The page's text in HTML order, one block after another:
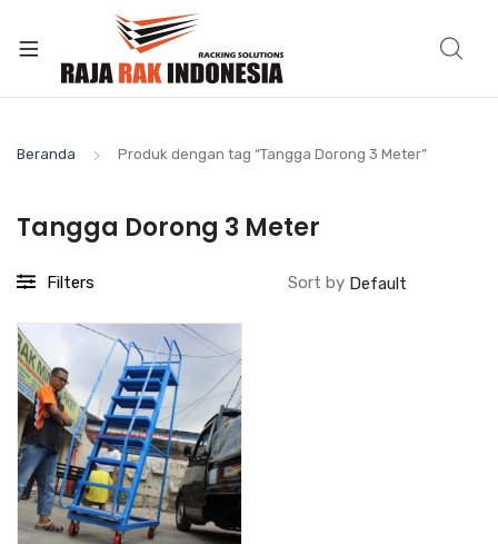
Beranda Produk dengan tag “Tangga Dorong 3 Meter”
Tangga Dorong 3 Meter
Filters Sort by